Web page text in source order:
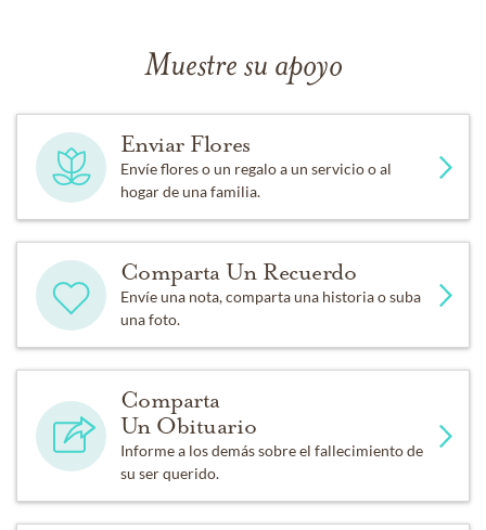
Muestre su apoyo
Enviar Flores
Envíe flores o un regalo a un servicio o al
hogar de una familia.
Comparta Un Recuerdo
Envíe una nota, comparta una historia o suba
una foto.
Comparta
Un Obituario
Informe a los demás sobre el fallecimiento de
su ser querido.